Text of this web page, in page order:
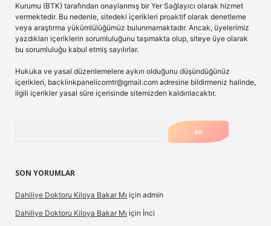
Kurumu (BTK) tarafından onaylanmış bir Yer Sağlayıcı olarak hizmet
vermektedir. Bu nedenle, sitedeki içerikleri proaktif olarak denetleme
veya araştırma yükümlülüğümüz bulunmamaktadır. Ancak, üyelerimiz
yazdıkları içeriklerin sorumluluğunu taşımakta olup, siteye üye olarak
bu sorumluluğu kabul etmiş sayılırlar.
Hukuka ve yasal düzenlemelere aykırı olduğunu düşündüğünüz
içerikleri, backlinkpanelicomtr@gmail.com adresine bildirmeniz halinde,
ilgili içerikler yasal süre içerisinde sitemizden kaldırılacaktır.
SON YORUMLAR
Dahiliye Doktoru Kiloya Bakar Mı için admin
Dahiliye Doktoru Kiloya Bakar Mı için İnci